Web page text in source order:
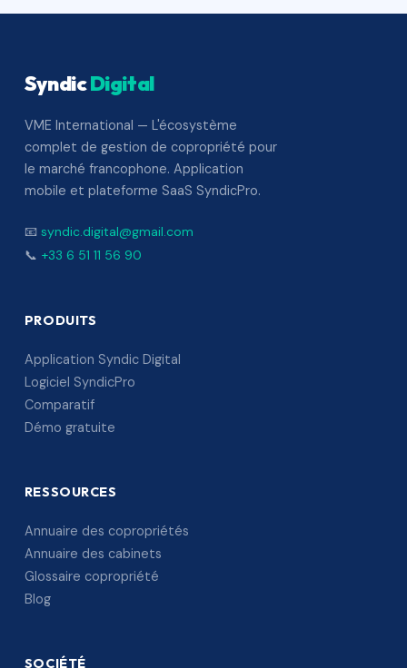
SyndicDigital
VME International — L'écosystème
complet de gestion de copropriété pour
le marché francophone. Application
mobile et plateforme SaaS SyndicPro.
📧 syndic.digital@gmail.com
📞 +33 6 51 11 56 90
PRODUITS
Application Syndic Digital
Logiciel SyndicPro
Comparatif
Démo gratuite
RESSOURCES
Annuaire des copropriétés
Annuaire des cabinets
Glossaire copropriété
Blog
SOCIÉTÉ